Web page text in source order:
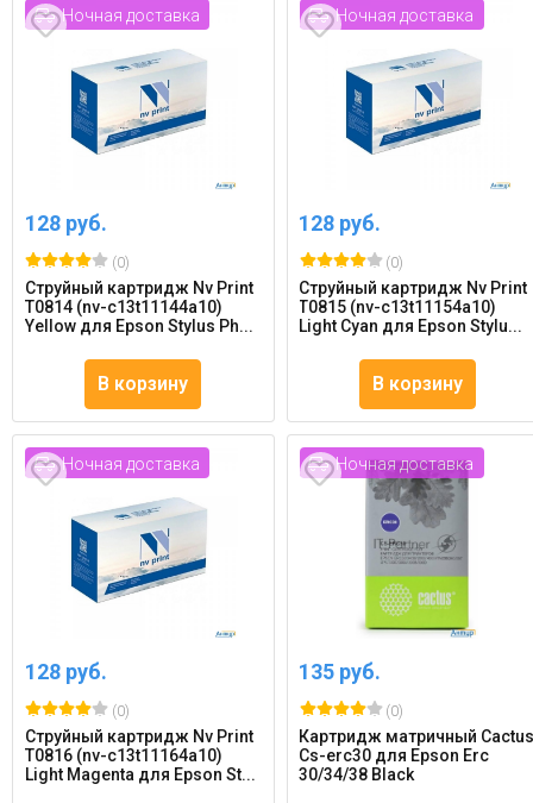
Ночная доставка
128 руб.
(0)
Струйный картридж Nv Print
T0814 (nv-c13t11144a10)
Yellow для Epson Stylus Ph...
В корзину
Ночная доставка
128 руб.
(0)
Струйный картридж Nv Print
T0815 (nv-c13t11154a10)
Light Cyan для Epson Stylu...
В корзину
Ночная доставка
128 руб.
(0)
Струйный картридж Nv Print
T0816 (nv-c13t11164a10)
Light Magenta для Epson St...
Ночная доставка
135 руб.
(0)
Картридж матричный
Cs-erc30 для Epson Erc
30/34/38 Black